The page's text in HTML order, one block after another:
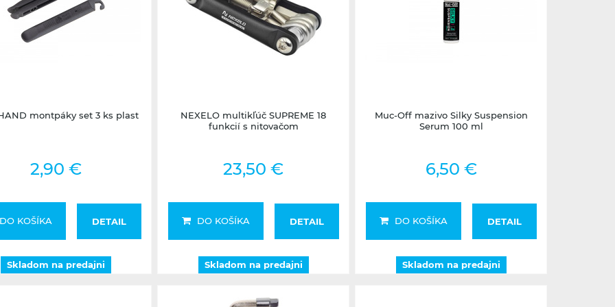
montpáky set 3 ks plast
2,90 €
KOŠÍKA DETAIL
Skladom na predajni
NEXELO multikľúč SUPREME 18
funkcií s nitovačom
23,50 €
DO KOŠÍKA DETAIL
Skladom na predajni
Muc-Off mazivo Silky Suspension
Serum 100 ml
6,50 €
DO KOŠÍKA DETAIL
Skladom na predajni